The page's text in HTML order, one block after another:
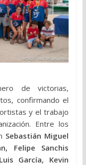
de victorias,
confirmando el
y el trabajo
Entre los
Sebastián Miguel
Felipe Sanchis
García, Kevin